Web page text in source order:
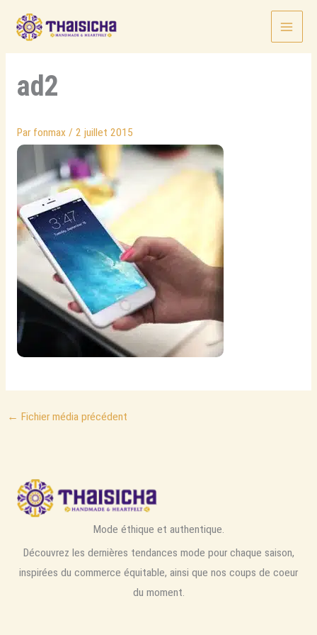
ad2
Par fonmax / 2 juillet 2015
← Fichier média précédent
Mode éthique et authentique.
Découvrez les dernières tendances mode pour chaque saison,
inspirées du commerce équitable, ainsi que nos coups de coeur
du moment.